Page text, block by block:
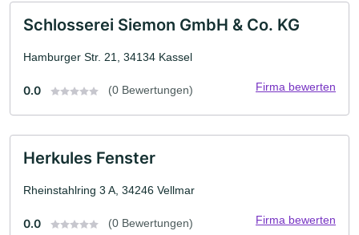
Schlosserei Siemon GmbH & Co. KG
Hamburger Str. 21, 34134 Kassel
0.0 (0 Bewertungen) Firma bewerten
Herkules Fenster
Rheinstahlring 3 A, 34246 Vellmar
0.0 (0 Bewertungen) Firma bewerten